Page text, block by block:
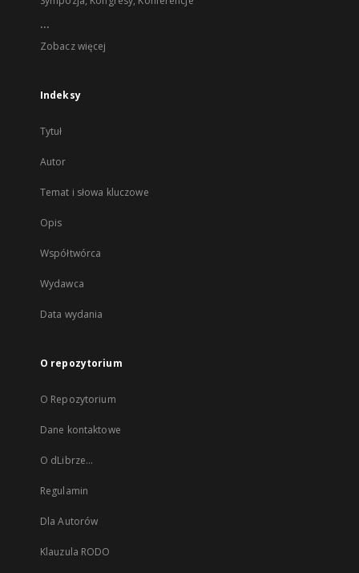
...
Zobacz więcej
Indeksy
Tytuł
Autor
Temat i słowa kluczowe
Opis
Współtwórca
Wydawca
Data wydania
O repozytorium
O Repozytorium
Dane kontaktowe
O dLibrze...
Regulamin
Dla Autorów
Klauzula RODO